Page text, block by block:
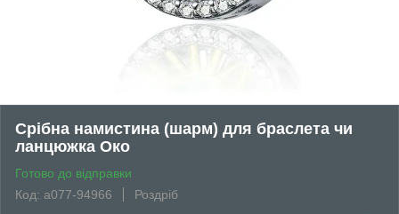
Срібна намистина (шарм) для браслета чи
ланцюжка Око
Готово до відправки
Код: а077-94966
Роздріб